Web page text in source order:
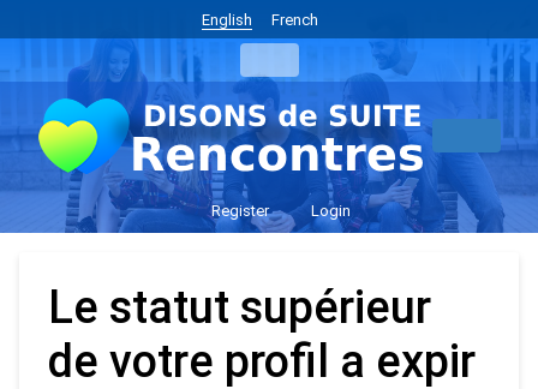
English French
Register Login
Le statut supérieur
de votre profil a expir